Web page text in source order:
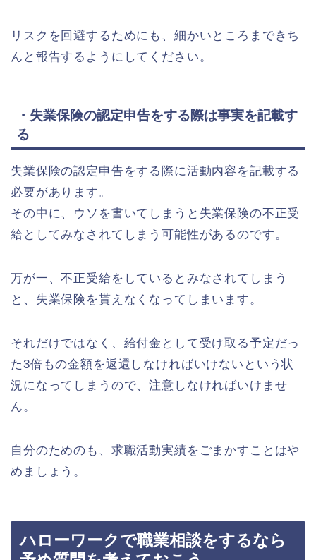
リスクを回避するためにも、細かいところまできち
んと報告するようにしてください。
・失業保険の認定申告をする際は事実を記載す
る
失業保険の認定申告をする際に活動内容を記載する
必要があります。
その中に、ウソを書いてしまうと失業保険の不正受
給としてみなされてしまう可能性があるのです。
万が一、不正受給をしているとみなされてしまう
と、失業保険を貰えなくなってしまいます。
それだけではなく、給付金として受け取る予定だっ
た3倍もの金額を返還しなければいけないという状
況になってしまうので、注意しなければいけませ
ん。
自分のためのも、求職活動実績をごまかすことはや
めましょう。
ハローワークで職業相談をするなら